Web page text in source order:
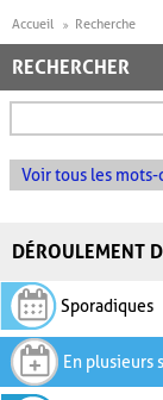
Accueil Recherche
RECHERCHER
Voir tous les mots-
DÉROULEMENT
Sporadiques
En plusieurs